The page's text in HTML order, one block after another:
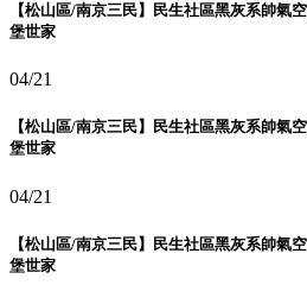
【松山區/南京三民】民生社區黑灰系帥氣
堡世家
04/21
【松山區/南京三民】民生社區黑灰系帥氣
堡世家
04/21
【松山區/南京三民】民生社區黑灰系帥氣
堡世家